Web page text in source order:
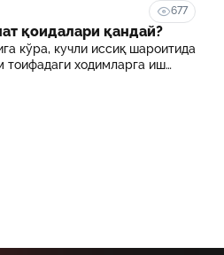
677
қоидалари қандай?
кўра, кучли иссиқ шароитида
тоифадаги ходимларга иш